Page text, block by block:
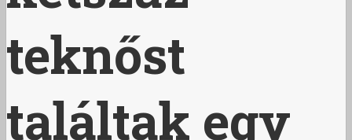
teknőst
találtak egy